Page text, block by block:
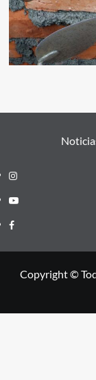
Instagram
Youtube
Facebook
Copyright ©